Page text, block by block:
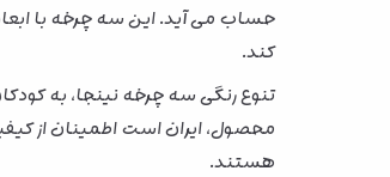
حساب می آید. این سه چرخه با
کند.
تنوع رنگی سه چرخه نینجا، به
محصول، ایران است اطمینان از
هستند.